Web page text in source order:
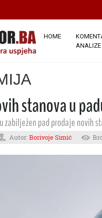
HOME
ANALIZE
stanova u
zabilježen pad prodaje novih
Autor: Borivoje Simić